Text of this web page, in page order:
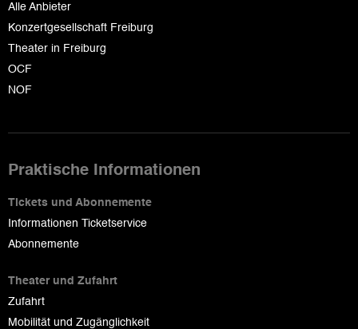
Alle Anbieter
Konzertgesellschaft Freiburg
Theater in Freiburg
OCF
NOF
Praktische Informationen
Tickets und Abonnemente
Informationen Ticketservice
Abonnemente
Theater und Zufahrt
Zufahrt
Mobilität und Zugänglichkeit